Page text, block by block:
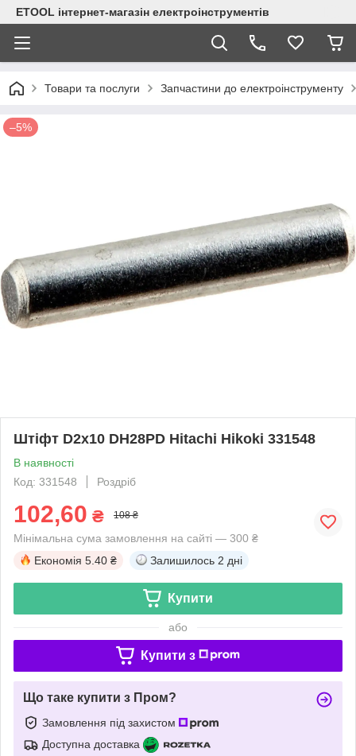
ETOOL інтернет-магазін електроінструментів
Товари та послуги Запчастини до електроінструменту
–5%
Штіфт D2х10 DH28PD Hitachi Hikoki 331548
В наявності
Код: 331548
Роздріб
102,60 ₴ 108 ₴
Мінімальна сума замовлення на сайті — 300 ₴
Економія 5.40 ₴ Залишилось 2 дні
Купити
або
Купити з
Що таке купити з Пром?
Замовлення під захистом
Доступна доставка